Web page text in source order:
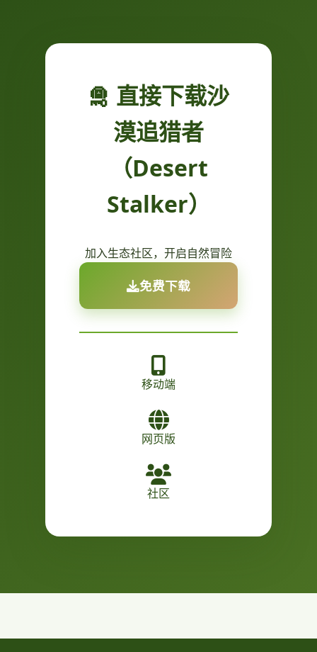
🛅 直接下载沙
漠追猎者
（Desert
Stalker）
加入生态社区，开启自然冒险
免费下载
移动端
网页版
社区